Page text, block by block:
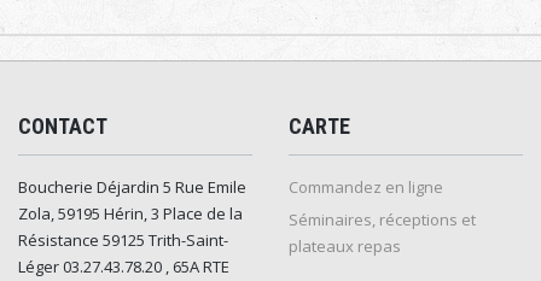
CONTACT
Boucherie Déjardin 5 Rue Emile
Zola, 59195 Hérin, 3 Place de la
Résistance 59125 Trith-Saint-
Léger 03.27.43.78.20 , 65A RTE
CARTE
Commandez en ligne
Séminaires, réceptions et
plateaux repas